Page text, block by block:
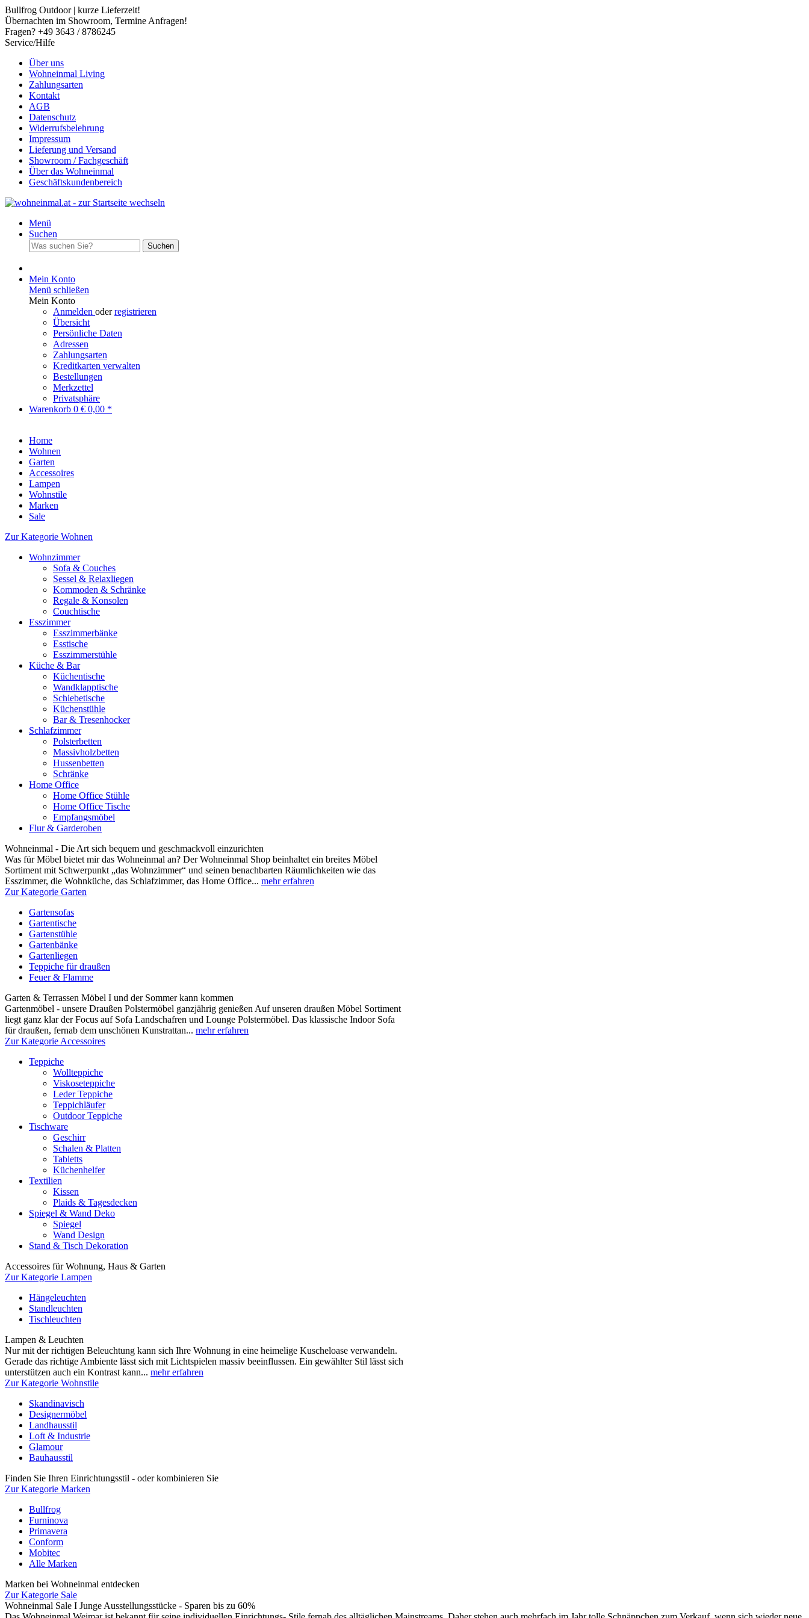
Bullfrog Outdoor | kurze Lieferzeit!
Übernachten im Showroom, Termine Anfragen!
Fragen? +49 3643 / 8786245
Service/Hilfe
Über uns
Wohneinmal Living
Zahlungsarten
Kontakt
AGB
Datenschutz
Widerrufsbelehrung
Impressum
Lieferung und Versand
Showroom / Fachgeschäft
Über das Wohneinmal
Geschäftskundenbereich
Menü
Suchen
Suchen
Mein Konto
Menü schließen
Mein Konto
Anmelden oderregistrieren
Übersicht
Persönliche Daten
Adressen
Zahlungsarten
Kreditkarten verwalten
Bestellungen
Merkzettel
Privatsphäre
Warenkorb 0 € 0,00 *
Home
Wohnen
Garten
Accessoires
Lampen
Wohnstile
Marken
Sale
Zur Kategorie Wohnen
Wohnzimmer
Sofa & Couches
Sessel & Relaxliegen
Kommoden & Schränke
Regale & Konsolen
Couchtische
Esszimmer
Esszimmerbänke
Esstische
Esszimmerstühle
Küche & Bar
Küchentische
Wandklapptische
Schiebetische
Küchenstühle
Bar & Tresenhocker
Schlafzimmer
Polsterbetten
Massivholzbetten
Hussenbetten
Schränke
Home Office
Home Office Stühle
Home Office Tische
Empfangsmöbel
Flur & Garderoben
Wohneinmal - Die Art sich bequem und geschmackvoll einzurichten
Was für Möbel bietet mir das Wohneinmal an? Der Wohneinmal Shop beinhaltet ein breites Möbel
Sortiment mit Schwerpunkt „das Wohnzimmer“ und seinen benachbarten Räumlichkeiten wie das
Esszimmer, die Wohnküche, das Schlafzimmer, das Home Office... mehr erfahren
Zur Kategorie Garten
Gartensofas
Gartentische
Gartenstühle
Gartenbänke
Gartenliegen
Teppiche für draußen
Feuer & Flamme
Garten & Terrassen Möbel I und der Sommer kann kommen
Gartenmöbel - unsere Draußen Polstermöbel ganzjährig genießen Auf unseren draußen Möbel Sortiment
liegt ganz klar der Focus auf Sofa Landschafren und Lounge Polstermöbel. Das klassische Indoor Sofa
für draußen, fernab dem unschönen Kunstrattan... mehr erfahren
Zur Kategorie Accessoires
Teppiche
Wollteppiche
Viskoseteppiche
Leder Teppiche
Teppichläufer
Outdoor Teppiche
Tischware
Geschirr
Schalen & Platten
Tabletts
Küchenhelfer
Textilien
Kissen
Plaids & Tagesdecken
Spiegel & Wand Deko
Spiegel
Wand Design
Stand & Tisch Dekoration
Accessoires für Wohnung, Haus & Garten
Zur Kategorie Lampen
Hängeleuchten
Standleuchten
Tischleuchten
Lampen & Leuchten
Nur mit der richtigen Beleuchtung kann sich Ihre Wohnung in eine heimelige Kuscheloase verwandeln.
Gerade das richtige Ambiente lässt sich mit Lichtspielen massiv beeinflussen. Ein gewählter Stil lässt sich
unterstützen auch ein Kontrast kann... mehr erfahren
Zur Kategorie Wohnstile
Skandinavisch
Designermöbel
Landhausstil
Loft & Industrie
Glamour
Bauhausstil
Finden Sie Ihren Einrichtungsstil - oder kombinieren Sie
Zur Kategorie Marken
Bullfrog
Furninova
Primavera
Conform
Mobitec
Alle Marken
Marken bei Wohneinmal entdecken
Zur Kategorie Sale
Wohneinmal Sale I Junge Ausstellungsstücke - Sparen bis zu 60%